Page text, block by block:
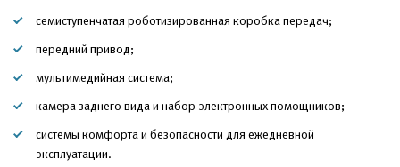
семиступенчатая роботизированная коробка передач;
передний привод;
мультимедийная система;
камера заднего вида и набор электронных помощников;
системы комфорта и безопасности для ежедневной
эксплуатации.